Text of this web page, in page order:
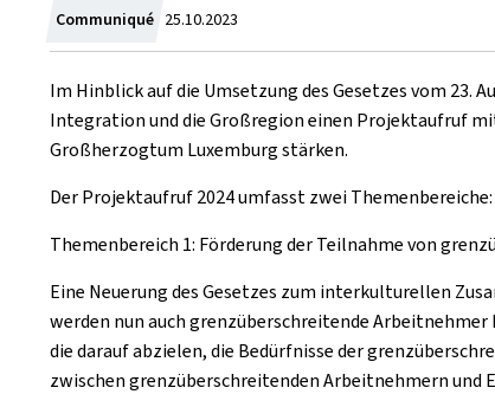
Communiqué Zum
25.10.2023
Im Hinblick auf die Umsetzung des Gesetzes vom
Integration und die Großregion einen Projektaufruf
Großherzogtum Luxemburg stärken.
Der Projektaufruf 2024 umfasst zwei Themenbereiche:
Themenbereich 1: Förderung der Teilnahme von
Eine Neuerung des Gesetzes zum interkulturellen
werden nun auch grenzüberschreitende
die darauf abzielen, die Bedürfnisse der
zwischen grenzüberschreitenden Arbeitnehmern und